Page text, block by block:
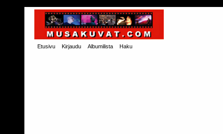
Etusivu Kirjaudu Albumilista Haku